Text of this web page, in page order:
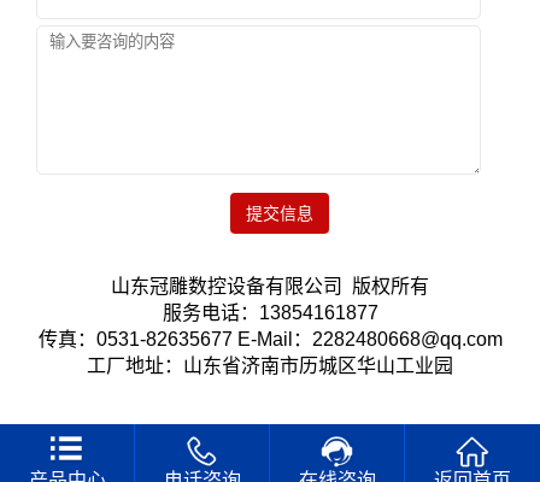
提交信息
山东冠雕数控设备有限公司 版权所有
服务电话：13854161877
传真：0531-82635677 E-Mail：2282480668@qq.com
工厂地址：山东省济南市历城区华山工业园